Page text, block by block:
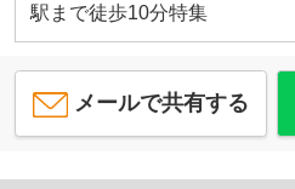
駅まで徒歩10分特集
メールで共有する